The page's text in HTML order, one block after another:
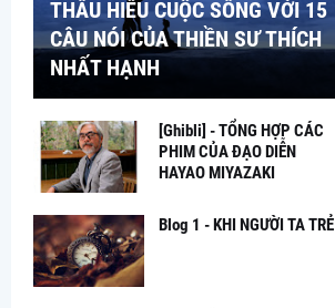
THẤU HIỂU CUỘC SỐNG VỚI 15
CÂU NÓI CỦA THIỀN SƯ THÍCH
NHẤT HẠNH
[Ghibli] - TỔNG HỢP CÁC
PHIM CỦA ĐẠO DIỄN
HAYAO MIYAZAKI
Blog 1 - KHI NGƯỜI TA TRẺ